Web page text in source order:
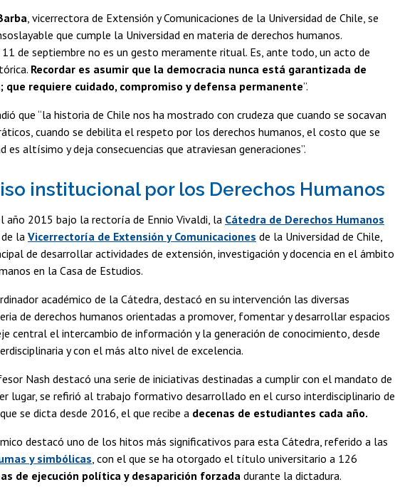
, vicerrectora de Extensión y Comunicaciones de la Universidad de Chile, se
que cumple la Universidad en materia de derechos humanos.
11 de septiembre no es un gesto meramente ritual. Es, ante todo, un acto de
Recordar es asumir que la democracia nunca está garantizada de
que requiere cuidado, compromiso y defensa permanente”.
que “la historia de Chile nos ha mostrado con crudeza que cuando se socavan
cuando se debilita el respeto por los derechos humanos, el costo que se
es altísimo y deja consecuencias que atraviesan generaciones”.
institucional por los Derechos Humanos
año 2015 bajo la rectoría de Ennio Vivaldi, la Cátedra de Derechos Humanos
la Vicerrectoría de Extensión y Comunicaciones de la Universidad de Chile,
de desarrollar actividades de extensión, investigación y docencia en el ámbito
en la Casa de Estudios.
académico de la Cátedra, destacó en su intervención las diversas
de derechos humanos orientadas a promover, fomentar y desarrollar espacios
central el intercambio de información y la generación de conocimiento, desde
y con el más alto nivel de excelencia.
Nash destacó una serie de iniciativas destinadas a cumplir con el mandato de
lugar, se refirió al trabajo formativo desarrollado en el curso interdisciplinario de
se dicta desde 2016, el que recibe a decenas de estudiantes cada año.
destacó uno de los hitos más significativos para esta Cátedra, referido a las
y simbólicas , con el que se ha otorgado el título universitario a 126
de ejecución política y desaparición forzada durante la dictadura.